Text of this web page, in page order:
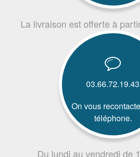
La livraison est offerte à
03.66.72.19.43
On vous
téléphone.
Du lundi au vendredi de